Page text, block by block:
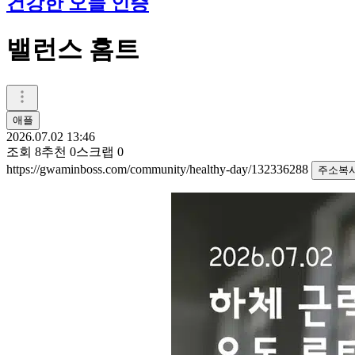
밸런스 홈트
애플
2026.07.02 13:46
조회 8추천 0스크랩 0
https://gwaminboss.com/community/healthy-day/132336288
주소복